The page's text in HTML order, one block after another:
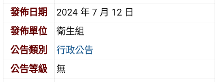
發佈日期
2024 年 7 月 12 日
發佈單位
衛生組
公告類別
行政公告
公告等級
無